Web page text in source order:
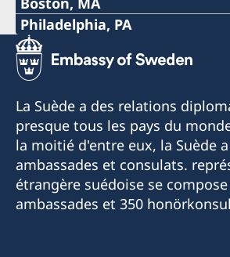
Phone:
+1 617 451 3456
boston@consulateofsweden.org
Fax:
+1 617 422 1428
Philadelphia, PA
Telephone:
+1 (267) 802-1210
E-mail:
Consulate of Sweden in
c/o World Affairs Council of
La Suède a des relations
presque tous les pays du
la moitié d'entre eux, la Suède
ambassades et consulats.
étrangère suédoise se
ambassades et 350